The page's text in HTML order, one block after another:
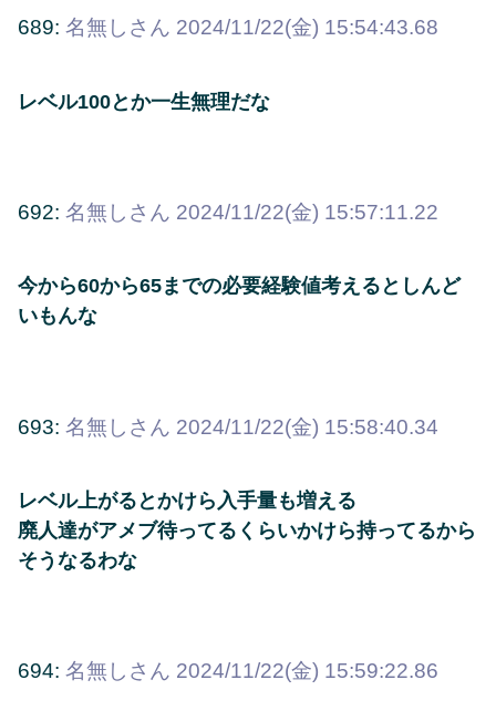
689: 名無しさん 2024/11/22(金) 15:54:43.68
レベル100とか一生無理だな
692: 名無しさん 2024/11/22(金) 15:57:11.22
今から60から65までの必要経験値考えるとしんど
いもんな
693: 名無しさん 2024/11/22(金) 15:58:40.34
レベル上がるとかけら入手量も増える
廃人達がアメブ待ってるくらいかけら持ってるから
そうなるわな
694: 名無しさん 2024/11/22(金) 15:59:22.86